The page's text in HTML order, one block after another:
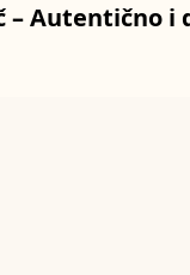
– Autentično